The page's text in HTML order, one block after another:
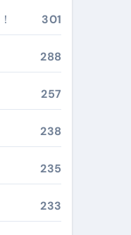
小林将大
#小林将大
ガイド
301
288
257
238
235
233